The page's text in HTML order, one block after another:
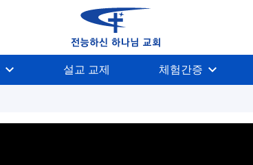
설교 교제 체험간증